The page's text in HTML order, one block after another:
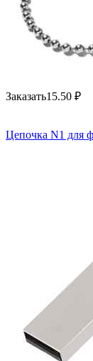
Заказать15.50 ₽
Цепочка N1 для